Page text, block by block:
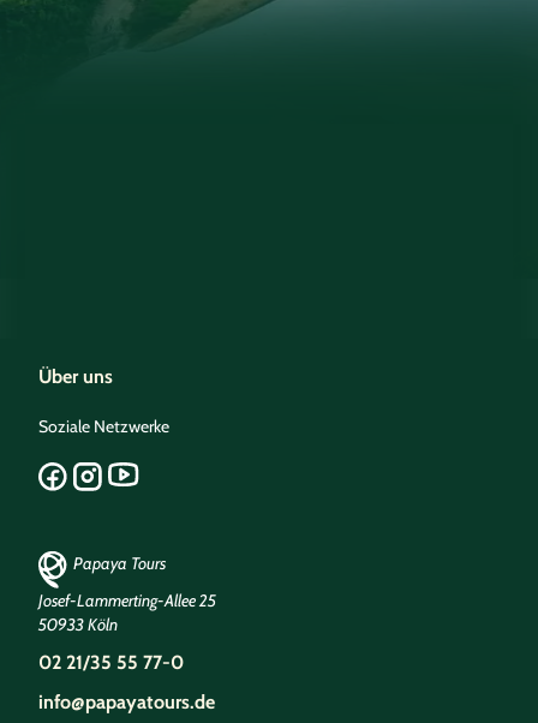
Über uns
Soziale Netzwerke
Papaya Tours
Josef-Lammerting-Allee 25
50933 Köln
02 21/35 55 77-0
info@papayatours.de